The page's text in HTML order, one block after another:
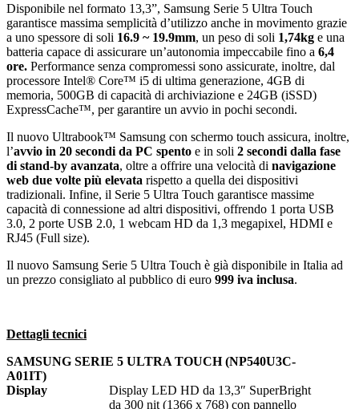
Disponibile nel formato 13,3”, Samsung Serie 5 Ultra Touch
garantisce massima semplicità d’utilizzo anche in movimento grazie
a uno spessore di soli 16.9 ~ 19.9mm, un peso di soli 1,74kg e una
batteria capace di assicurare un’autonomia impeccabile fino a 6,4
ore. Performance senza compromessi sono assicurate, inoltre, dal
processore Intel® Core™ i5 di ultima generazione, 4GB di
memoria, 500GB di capacità di archiviazione e 24GB (iSSD)
ExpressCache™, per garantire un avvio in pochi secondi.
Il nuovo Ultrabook™ Samsung con schermo touch assicura, inoltre,
l’avvio in 20 secondi da PC spento e in soli 2 secondi dalla fase
di stand-by avanzata, oltre a offrire una velocità di navigazione
web due volte più elevata rispetto a quella dei dispositivi
tradizionali. Infine, il Serie 5 Ultra Touch garantisce massime
capacità di connessione ad altri dispositivi, offrendo 1 porta USB
3.0, 2 porte USB 2.0, 1 webcam HD da 1,3 megapixel, HDMI e
RJ45 (Full size).
Il nuovo Samsung Serie 5 Ultra Touch è già disponibile in Italia ad
un prezzo consigliato al pubblico di euro 999 iva inclusa.
Dettagli tecnici
SAMSUNG SERIE 5 ULTRA TOUCH (NP540U3C-
A01IT)
Display
Display LED HD da 13,3″ SuperBright
da 300 nit (1366 x 768) con pannello